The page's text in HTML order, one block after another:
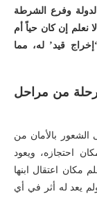
وفرع الشرطة
نعلم إن كان حياً أم
قيد’ له، مما
من مراحل
بالأمان من
احتجازه، ويعود
مكان اعتقال ابنها
يعد له أثر في أي